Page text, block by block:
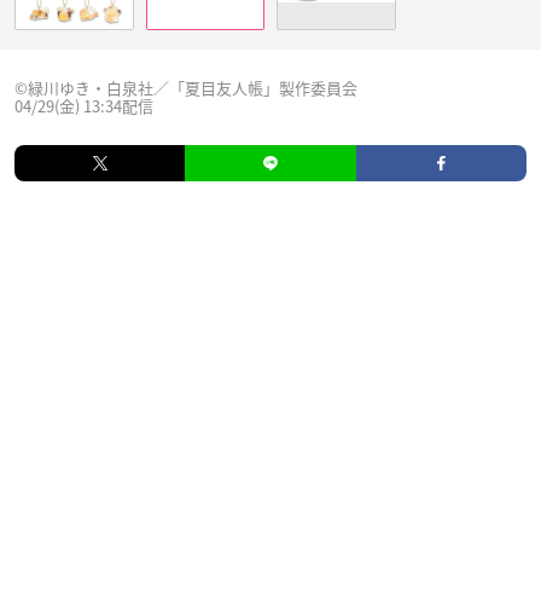
©緑川ゆき・白泉社／「夏目友人帳」製作委員会
04/29(金) 13:34配信